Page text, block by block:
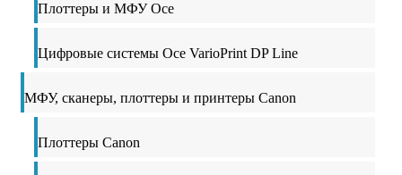
Плоттеры и МФУ Oce
Цифровые системы Oce VarioPrint DP Line
МФУ, сканеры, плоттеры и принтеры Canon
Плоттеры Canon